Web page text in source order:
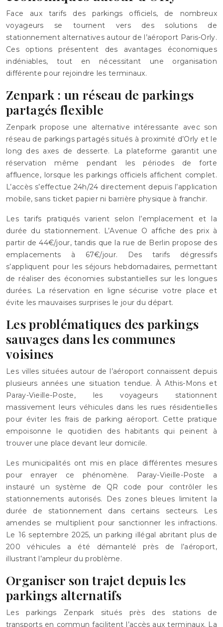
Face aux tarifs des parkings officiels, de nombreux
voyageurs se tournent vers des solutions de
stationnement alternatives autour de l’aéroport Paris-Orly.
Ces options présentent des avantages économiques
indéniables, tout en nécessitant une organisation
différente pour rejoindre les terminaux.
Zenpark : un réseau de parkings
partagés flexible
Zenpark propose une alternative intéressante avec son
réseau de parkings partagés situés à proximité d’Orly et le
long des axes de desserte. La plateforme garantit une
réservation même pendant les périodes de forte
affluence, lorsque les parkings officiels affichent complet.
L’accès s’effectue 24h/24 directement depuis l’application
mobile, sans ticket papier ni barrière physique à franchir.
Les tarifs pratiqués varient selon l’emplacement et la
durée du stationnement. L’Avenue O affiche des prix à
partir de 44€/jour, tandis que la rue de Berlin propose des
emplacements à 67€/jour. Des tarifs dégressifs
s’appliquent pour les séjours hebdomadaires, permettant
de réaliser des économies substantielles sur les longues
durées. La réservation en ligne sécurise votre place et
évite les mauvaises surprises le jour du départ.
Les problématiques des parkings
sauvages dans les communes
voisines
Les villes situées autour de l’aéroport connaissent depuis
plusieurs années une situation tendue. À Athis-Mons et
Paray-Vieille-Poste, les voyageurs stationnent
massivement leurs véhicules dans les rues résidentielles
pour éviter les frais de parking aéroport. Cette pratique
empoisonne le quotidien des habitants qui peinent à
trouver une place devant leur domicile.
Les municipalités ont mis en place différentes mesures
pour enrayer ce phénomène. Paray-Vieille-Poste a
instauré un système de QR code pour contrôler les
stationnements autorisés. Des zones bleues limitent la
durée de stationnement dans certains secteurs. Les
amendes se multiplient pour sanctionner les infractions.
Le 16 septembre 2025, un parking illégal abritant plus de
200 véhicules a été démantelé près de l’aéroport,
illustrant l’ampleur du problème.
Organiser son trajet depuis les
parkings alternatifs
Les parkings Zenpark situés près des stations de
transports en commun facilitent l’accès aux terminaux. La